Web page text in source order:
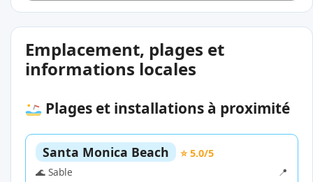
Emplacement, plages et
informations locales
Plages et installations à proximité
Santa Monica Beach
⭐ 5.0/5
🌊 Sable
📍